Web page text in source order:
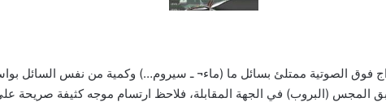
فوق الصوتية ممتلئ بسائل ما (ماء¬ ـ سيروم…) وكمية من نفس السائل
المجس (البروب) في الجهة المقابلة، فلاحظ ارتسام موجه كثيفة صريحة